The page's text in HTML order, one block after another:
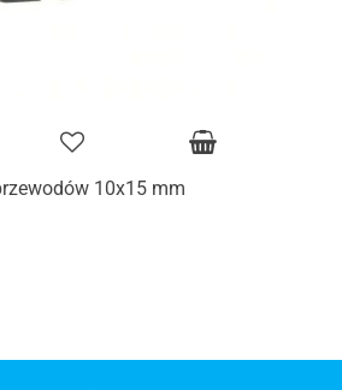
10x15 mm